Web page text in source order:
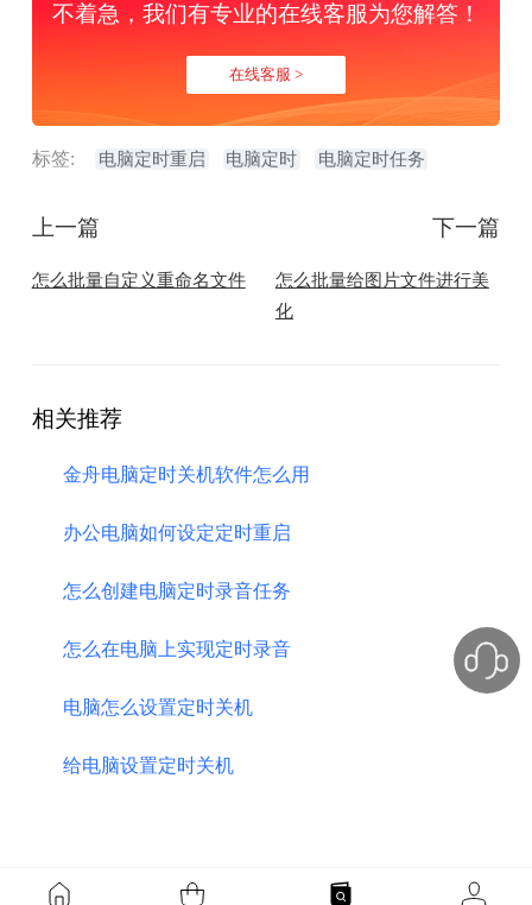
不着急，我们有专业的在线客服为您解答！
在线客服 >
标签: 电脑定时重启 电脑定时 电脑定时任务
上一篇
怎么批量自定义重命名文件
下一篇
怎么批量给图片文件进行美
化
相关推荐
金舟电脑定时关机软件怎么用
办公电脑如何设定定时重启
怎么创建电脑定时录音任务
怎么在电脑上实现定时录音
电脑怎么设置定时关机
给电脑设置定时关机